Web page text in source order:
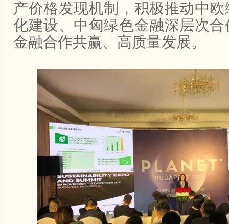
产价格发现机制，积极推动中
化建设、中匈绿色金融深层次
金融合作共赢、高质量发展。